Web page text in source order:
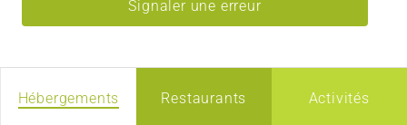
Signaler une erreur
Hébergements Restaurants Activités